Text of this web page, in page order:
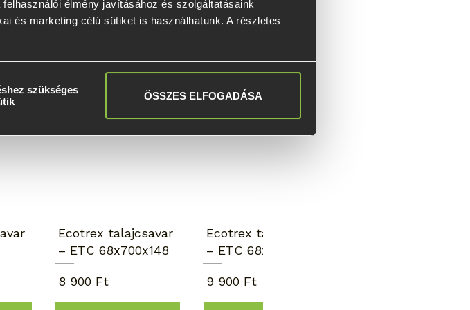
élmény javításához és szolgáltatásaink
és marketing célú sütiket is használhatunk. A részletes
szükséges
ÖSSZES ELFOGADÁSA
Ecotrex talajcsavar
– ETC 68x700x148
8 900 Ft
Ecotrex talajcsavar
– ETC 68x900x148
9 900 Ft